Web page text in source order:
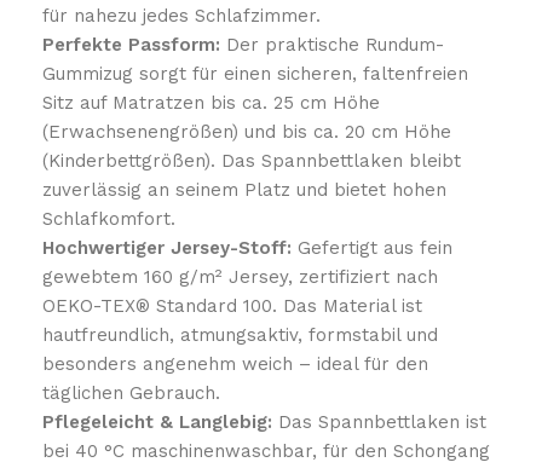
für nahezu jedes Schlafzimmer.
Perfekte Passform: Der praktische Rundum-
Gummizug sorgt für einen sicheren, faltenfreien
Sitz auf Matratzen bis ca. 25 cm Höhe
(Erwachsenengrößen) und bis ca. 20 cm Höhe
(Kinderbettgrößen). Das Spannbettlaken bleibt
zuverlässig an seinem Platz und bietet hohen
Schlafkomfort.
Hochwertiger Jersey-Stoff: Gefertigt aus fein
gewebtem 160 g/m² Jersey, zertifiziert nach
OEKO-TEX® Standard 100. Das Material ist
hautfreundlich, atmungsaktiv, formstabil und
besonders angenehm weich – ideal für den
täglichen Gebrauch.
Pflegeleicht & Langlebig: Das Spannbettlaken ist
bei 40 °C maschinenwaschbar, für den Schongang